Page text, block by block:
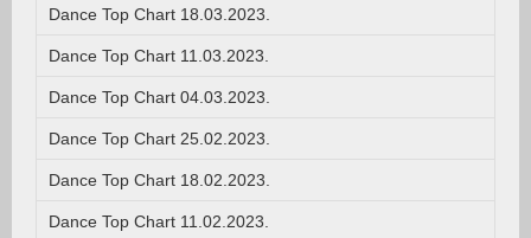
Dance Top Chart 18.03.2023.
Dance Top Chart 11.03.2023.
Dance Top Chart 04.03.2023.
Dance Top Chart 25.02.2023.
Dance Top Chart 18.02.2023.
Dance Top Chart 11.02.2023.